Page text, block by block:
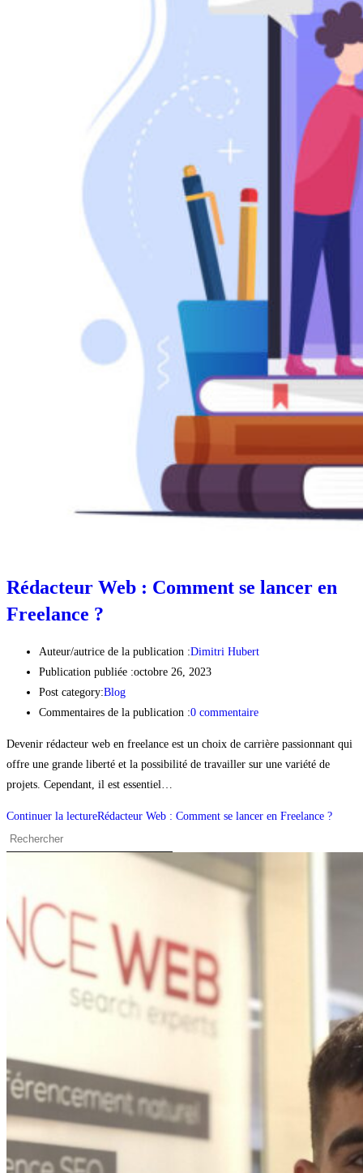
Rédacteur Web : Comment se lancer en
Freelance ?
Auteur/autrice de la publication :Dimitri Hubert
Publication publiée :octobre 26, 2023
Post category:Blog
Commentaires de la publication :0 commentaire
Devenir rédacteur web en freelance est un choix de carrière passionnant qui
offre une grande liberté et la possibilité de travailler sur une variété de
projets. Cependant, il est essentiel…
Continuer la lectureRédacteur Web : Comment se lancer en Freelance ?